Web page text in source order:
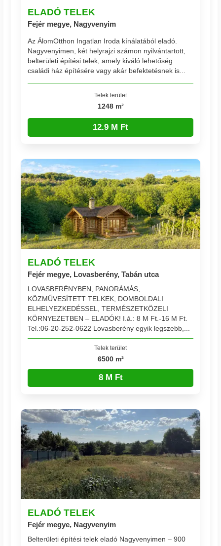
ELADÓ TELEK
Fejér megye, Nagyvenyim
Az ÁlomOtthon Ingatlan Iroda kínálatából eladó.
Nagyvenyimen, két helyrajzi számon nyilvántartott,
belterületi építési telek, amely kiváló lehetőség
családi ház építésére vagy akár befektetésnek is...
Telek terület
1248 m²
12.9 M Ft
ELADÓ TELEK
Fejér megye, Lovasberény, Tabán utca
LOVASBERÉNYBEN, PANORÁMÁS,
KÖZMŰVESÍTETT TELKEK, DOMBOLDALI
ELHELYEZKEDÉSSEL, TERMÉSZETKÖZELI
KÖRNYEZETBEN – ELADÓK! I.á.: 8 M Ft.-16 M Ft.
Tel.:06-20-252-0622 Lovasberény egyik legszebb,...
Telek terület
6500 m²
8 M Ft
ELADÓ TELEK
Fejér megye, Nagyvenyim
Belterületi építési telek eladó Nagyvenyimen – 900